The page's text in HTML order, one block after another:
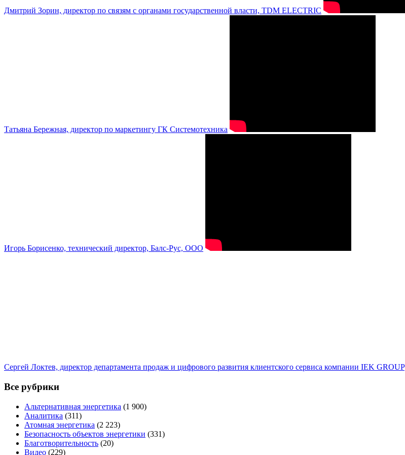
Дмитрий Зорин, директор по связям с органами государственной власти, TDM ELECTRIC
Татьяна Бережная, директор по маркетингу ГК Системотехника
Игорь Борисенко, технический директор, Балс-Рус, ООО
Сергей Локтев, директор департамента продаж и цифрового развития клиентского сервиса компании IEK GROUP
Все рубрики
Альтернативная энергетика (1 900)
Аналитика (311)
Атомная энергетика (2 223)
Безопасность объектов энергетики (331)
Благотворительность (20)
Видео (229)